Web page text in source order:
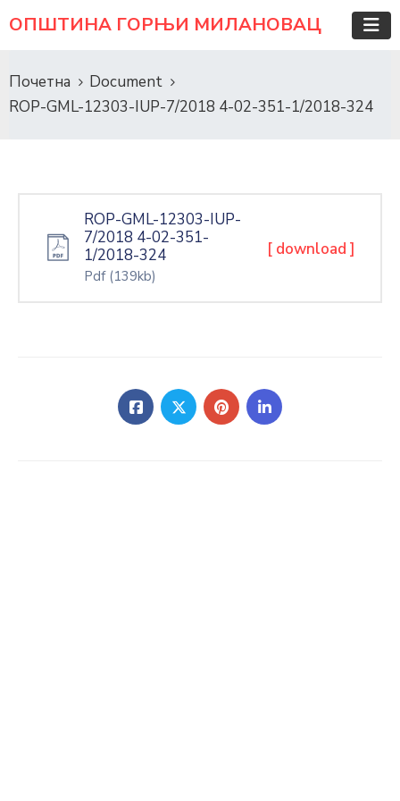
ОПШТИНА ГОРЊИ МИЛАНОВАЦ
Почетна
Document
ROP-GML-12303-IUP-7/2018 4-02-351-1/2018-324
ROP-GML-12303-IUP-
7/2018 4-02-351-
1/2018-324
Pdf (139kb)
[ download ]